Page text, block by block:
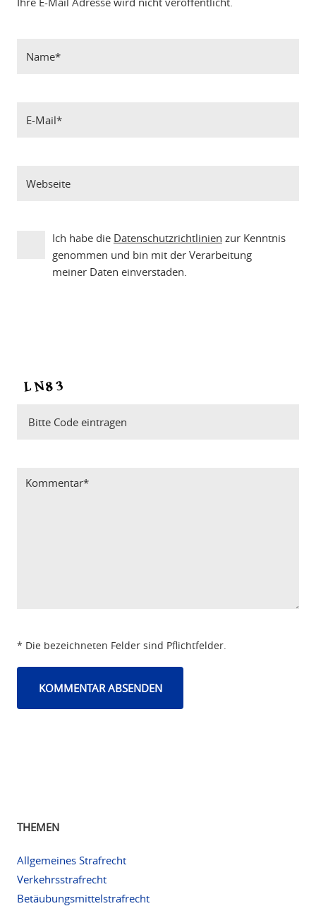
Ich habe die Datenschutzrichtlinien zur Kenntnis
genommen und bin mit der Verarbeitung
meiner Daten einverstaden.
* Die bezeichneten Felder sind Pflichtfelder.
THEMEN
Allgemeines Strafrecht
Verkehrsstrafrecht
Betäubungsmittelstrafrecht